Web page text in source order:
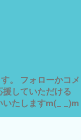
。 フォローかコメ
していただける
いたしますm(_ _)m